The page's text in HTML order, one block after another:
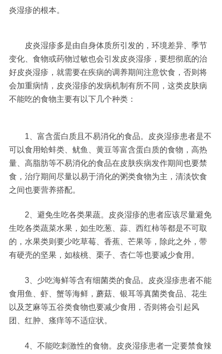
炎湿疹的根本。
皮炎湿疹多是由自身体质所引发的，环境差异、季节
变化、食物或药物过敏也会引发皮炎湿疹，要想彻底的治
好皮炎湿疹，就需要在疾病的调养期间注意饮食，否则将
会加重病情，皮炎湿疹的发病机制有所不同，这类皮肤病
不能吃的食物主要有以下几个种类：
1、富含蛋白质且不易消化的食品。皮炎湿疹患者是不
可以食用蛤蚌类、鱿鱼、黄豆等富含蛋白质的食物，高热
量、高脂肪等不易消化的食品在皮肤疾病发作期间也要禁
食，治疗期间尽量以易于消化的粥类食物为主，清淡饮食
之间也要营养搭配。
2、避免生吃各类果蔬。皮炎湿疹的患者应该尽量避免
生吃各类蔬菜水果，如生吃葱、蒜、西红柿等都是不可取
的，水果类则要少吃草莓、香蕉、芒果等，除此之外，带
有硬壳的坚果，如核桃、栗子、杏仁等也要减少食用。
3、少吃海鲜等含有细菌类的食品。皮炎湿疹患者不能
食用鱼、虾、蟹等海鲜，蘑菇、银耳等真菌类食品、花生
以及芝麻等五谷类食物也要减少食用，否则将会引起风
团、红肿、瘙痒等不适症状。
4、不能吃刺激性的食物。皮炎湿疹患者一定要禁食辣